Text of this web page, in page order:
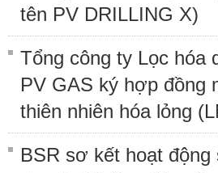
tên PV DRILLING X)
Tổng công ty Lọc hóa
PV GAS ký hợp đồng
thiên nhiên hóa lỏng
BSR sơ kết hoạt động